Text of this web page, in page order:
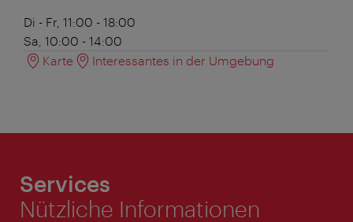
Di - Fr, 11:00 - 18:00
Sa, 10:00 - 14:00
Karte
Interessantes in der Umgebung
Services
Nützliche Informationen